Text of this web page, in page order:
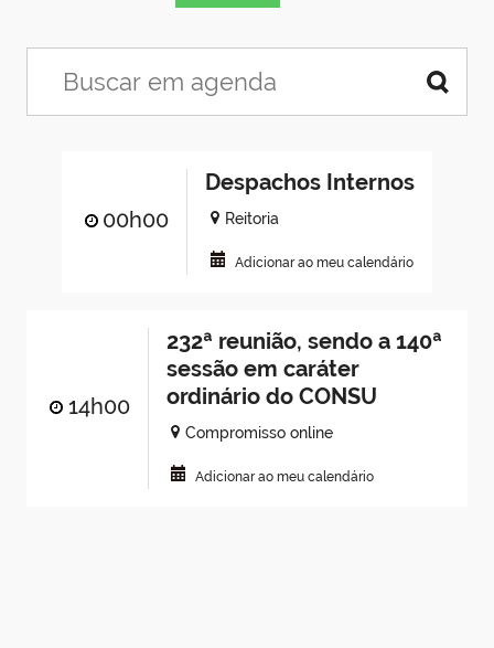
00h00
Despachos Internos
Reitoria
Adicionar ao meu calendário
14h00
232ª reunião, sendo a 140ª
sessão em caráter
ordinário do CONSU
Compromisso online
Adicionar ao meu calendário